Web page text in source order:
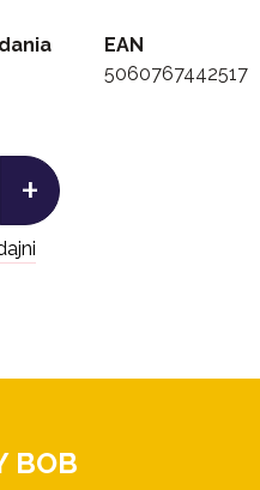
EAN
5060767442517
+
BOB